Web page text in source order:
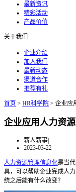
最新资讯
精彩活动
产品价值
关于我们
企业介绍
加入我们
最新动态
渠道合作
推荐有礼
首页 > HR科学院 > 企业应
企业应用人力资
薪人薪事|
2023-03-22
人力资源管理信息化是当
具，可以帮助企业完成人
统之后能有什么改变？